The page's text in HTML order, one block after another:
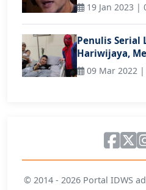
19 Jan 2023 |
Penulis Serial
Hariwijaya,
09 Mar 2022 |
© 2014 - 2026 Portal IDWS